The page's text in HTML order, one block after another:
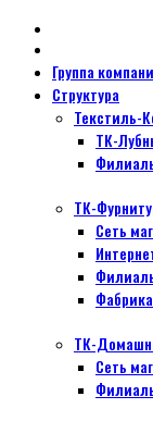
Группа
Структура
Текстиль-
ТК-
ТК-
Сеть
ТК-
Сеть